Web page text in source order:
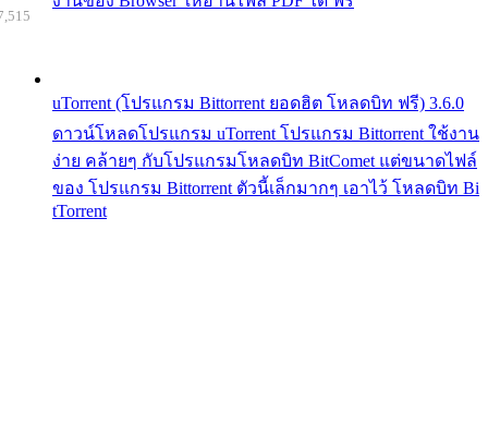
uTorrent (โปรแกรม Bittorrent ยอดฮิต โหลดบิท ฟรี) 3.6.0
ดาวน์โหลดโปรแกรม uTorrent โปรแกรม Bittorrent ใช้งาน
ง่าย คล้ายๆ กับโปรแกรมโหลดบิท BitComet แต่ขนาดไฟล์
ของ โปรแกรม Bittorrent ตัวนี้เล็กมากๆ เอาไว้ โหลดบิท Bi
tTorrent